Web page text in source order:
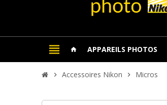
view_headline home APPAREILS PHOTOS
chevron_right Accessoires Nikon chevron_right Micros